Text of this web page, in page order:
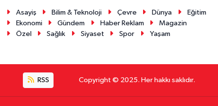
Asayiş Bilim & Teknoloji Çevre Dünya
Eğitim
Ekonomi
Gündem Haber Reklam
Magazin
Özel
Sağlık Siyaset Spor Yaşam
RSS Copyright © 2025. Her hakkı saklıdır.